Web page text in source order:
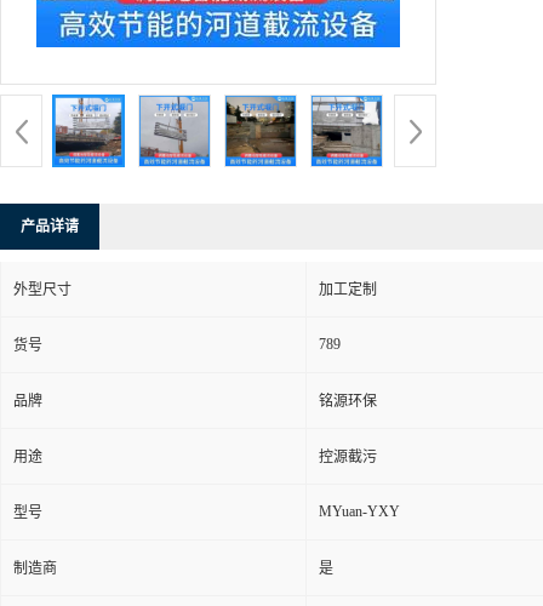
产品详请
外型尺寸 加工定制
货号 789
品牌 铭源环保
用途 控源截污
型号 MYuan-YXY
制造商 是